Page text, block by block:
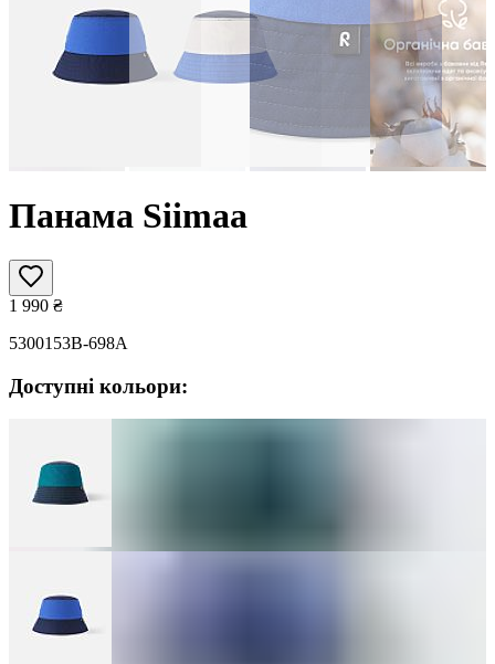
Панама Siimaa
1 990 ₴
5300153B-698A
Доступні кольори: